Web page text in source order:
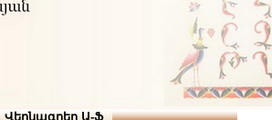
Վերնագրեր Ա-Ֆ